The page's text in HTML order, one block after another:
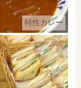
特性カレー